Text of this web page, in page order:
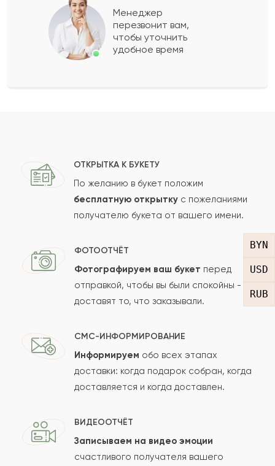
BYN
USD
RUB
Показать еще
Ваш e-mail
Отзыв
Сколько будет
Отзыв будет опубликован после проверки.
Проверяем на спам.
Менеджер
перезвонит вам,
чтобы уточнить
удобное время
ОТКРЫТКА К БУКЕТУ
По желанию в букет положим
бесплатную открытку с пожеланиями
получателю букета от вашего имени.
ФОТООТЧЁТ
Фотографируем ваш букет перед
отправкой, чтобы вы были спокойны -
доставят то, что заказывали.
СМС-ИНФОРМИРОВАНИЕ
Информируем обо всех этапах
доставки: когда подарок собран, когда
доставляется и когда доставлен.
ВИДЕООТЧЁТ
Записываем на видео эмоции
счастливого получателя вашего